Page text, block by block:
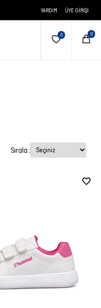
YARDIM ÜYE GIRIŞI
Sırala :